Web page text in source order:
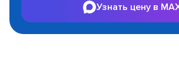
Узнать цену в